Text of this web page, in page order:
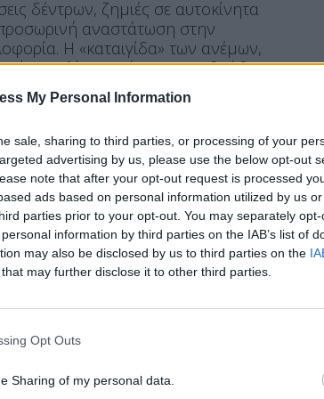
My Personal Information
sale, sharing to third parties, or processing of your
advertising by us, please use the below opt-out
note that after your opt-out request is processed
ads based on personal information utilized by us
parties prior to your opt-out. You may separately
information by third parties on the IAB’s list of
may also be disclosed by us to third parties on the
that may further disclose it to other third parties.
Opt Outs
Sharing of my personal data.
δέντρων, ζημιές σε αυτοκίνητα
αναστάτωση στην
Η «καταιγίδα» των ανέμων,
λίγο μετά τις 10 το βράδυ,
σε συναγερμό τις τοπικές αρχές και
άμεσα τον μηχανισμό
...
ΕΛΛΆΔΑ
άνεμοι σαρώνουν τη
Κρήτη: Πτώσεις δέντρων
προβλήματα